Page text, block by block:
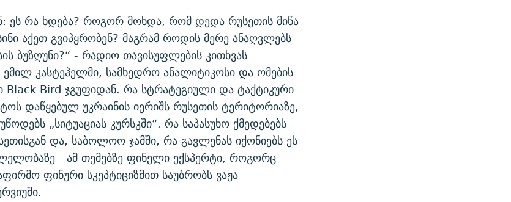
ეს რა ხდება? როგორ მოხდა, რომ დედა რუსეთის მიწა
აქეთ გვიპყრობენ? მაგრამ როდის მერე ანაღვლებს
ბუზღუნი?“ - რადიო თავისუფლების კითხვას
ემილ კასტეჰელმი, სამხედრო ანალიტიკოსი და ომების
Black Bird ჯგუფიდან. რა სტრატეგიული და ტაქტიკური
დაწყებულ უკრაინის იერიშს რუსეთის ტერიტორიაზე,
„სიტუაციას კურსკში“. რა საპასუხო ქმედებებს
და, საბოლოო ჯამში, რა გავლენას იქონიებს ეს
- ამ თემებზე ფინელი ექსპერტი, როგორც
ფინური სკეპტიციზმით საუბრობს ვაჟა